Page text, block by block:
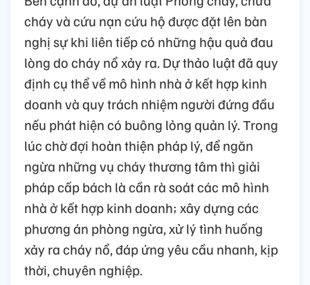
cháy và cứu nạn cứu hộ được đặt lên bàn
nghị sự khi liên tiếp có những hậu quả đau
lòng do cháy nổ xảy ra. Dự thảo luật đã quy
định cụ thể về mô hình nhà ở kết hợp kinh
doanh và quy trách nhiệm người đứng đầu
nếu phát hiện có buông lỏng quản lý. Trong
lúc chờ đợi hoàn thiện pháp lý, để ngăn
ngừa những vụ cháy thương tâm thì giải
pháp cấp bách là cần rà soát các mô hình
nhà ở kết hợp kinh doanh; xây dựng các
phương án phòng ngừa, xử lý tình huống
xảy ra cháy nổ, đáp ứng yêu cầu nhanh, kịp
thời, chuyên nghiệp.